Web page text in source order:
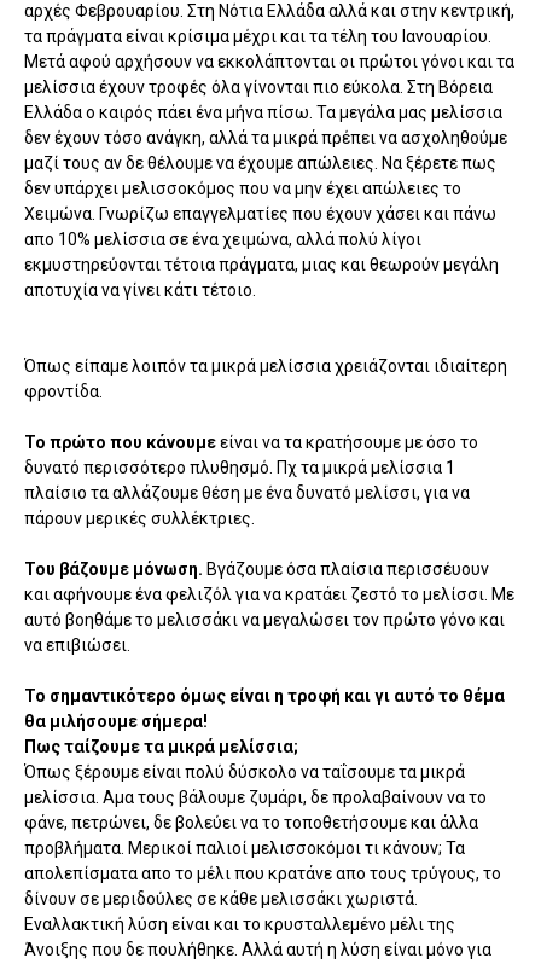
αρχές Φεβρουαρίου. Στη Νότια Ελλάδα αλλά και στην κεντρική,
τα πράγματα είναι κρίσιμα μέχρι και τα τέλη του Ιανουαρίου.
Μετά αφού αρχήσουν να εκκολάπτονται οι πρώτοι γόνοι και τα
μελίσσια έχουν τροφές όλα γίνονται πιο εύκολα. Στη Βόρεια
Ελλάδα ο καιρός πάει ένα μήνα πίσω. Τα μεγάλα μας μελίσσια
δεν έχουν τόσο ανάγκη, αλλά τα μικρά πρέπει να ασχοληθούμε
μαζί τους αν δε θέλουμε να έχουμε απώλειες. Να ξέρετε πως
δεν υπάρχει μελισσοκόμος που να μην έχει απώλειες το
Χειμώνα. Γνωρίζω επαγγελματίες που έχουν χάσει και πάνω
απο 10% μελίσσια σε ένα χειμώνα, αλλά πολύ λίγοι
εκμυστηρεύονται τέτοια πράγματα, μιας και θεωρούν μεγάλη
αποτυχία να γίνει κάτι τέτοιο.
Όπως είπαμε λοιπόν τα μικρά μελίσσια χρειάζονται ιδιαίτερη
φροντίδα.
Το πρώτο που κάνουμεείναι να τα κρατήσουμε με όσο το
δυνατό περισσότερο πλυθησμό. Πχ τα μικρά μελίσσια 1
πλαίσιο τα αλλάζουμε θέση με ένα δυνατό μελίσσι, για να
πάρουν μερικές συλλέκτριες.
Του βάζουμε μόνωση. Βγάζουμε όσα πλαίσια περισσέυουν
και αφήνουμε ένα φελιζόλ για να κρατάει ζεστό το μελίσσι. Με
αυτό βοηθάμε το μελισσάκι να μεγαλώσει τον πρώτο γόνο και
να επιβιώσει.
Το σημαντικότερο όμως είναι η τροφή και γι αυτό το θέμα
θα μιλήσουμε σήμερα!
Πως ταίζουμε τα μικρά μελίσσια;
Όπως ξέρουμε είναι πολύ δύσκολο να ταΐσουμε τα μικρά
μελίσσια. Αμα τους βάλουμε ζυμάρι, δε προλαβαίνουν να το
φάνε, πετρώνει, δε βολεύει να το τοποθετήσουμε και άλλα
προβλήματα. Μερικοί παλιοί μελισσοκόμοι τι κάνουν; Τα
απολεπίσματα απο το μέλι που κρατάνε απο τους τρύγους, το
δίνουν σε μεριδούλες σε κάθε μελισσάκι χωριστά.
Εναλλακτική λύση είναι και το κρυσταλλεμένο μέλι της
Άνοιξης που δε πουλήθηκε. Αλλά αυτή η λύση είναι μόνο για